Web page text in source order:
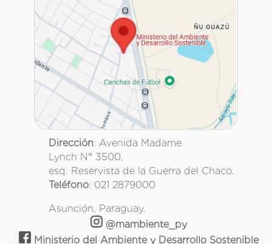
Dirección: Avenida Madame
Lynch N° 3500.
esq. Reservista de la Guerra del Chaco.
Teléfono: 021 2879000
Asunción, Paraguay.
@mambiente_py
Ministerio del Ambiente y Desarrollo Sostenible